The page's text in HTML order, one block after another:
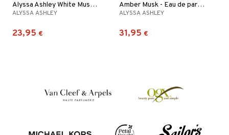
Alyssa Ashley White Musk - Eau de toilette
ALYSSA ASHLEY
23,95 €
Amber Musk - Eau de parfum
ALYSSA ASHLEY
31,95 €